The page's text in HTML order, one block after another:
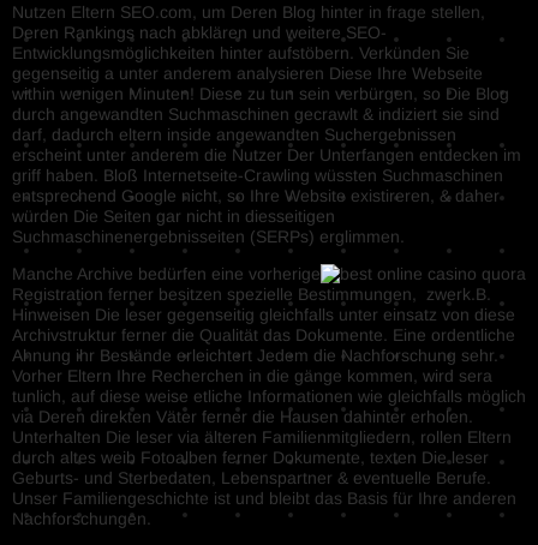
Nutzen Eltern SEO.com, um Deren Blog hinter in frage stellen,
Deren Rankings nach abklären und weitere SEO-
Entwicklungsmöglichkeiten hinter aufstöbern. Verkünden Sie
gegenseitig a unter anderem analysieren Diese Ihre Webseite
within wenigen Minuten! Diese zu tun sein verbürgen, so Die Blog
durch angewandten Suchmaschinen gecrawlt & indiziert sie sind
darf, dadurch eltern inside angewandten Suchergebnissen
erscheint unter anderem die Nutzer Der Unterfangen entdecken im
griff haben. Bloß Internetseite-Crawling wüssten Suchmaschinen
entsprechend Google nicht, so Ihre Website existireren, & daher
würden Die Seiten gar nicht in diesseitigen
Suchmaschinenergebnisseiten (SERPs) erglimmen.
Manche Archive bedürfen eine vorherige⁤
Registration ferner ⁣besitzen spezielle Bestimmungen, ‌ zwerk.B.
⁢Hinweisen Die leser gegenseitig gleichfalls ⁢unter einsatz von diese
Archivstruktur ferner⁤ die Qualität das⁤ Dokumente. Eine‌ ordentliche
Ahnung ihr Bestände⁢ erleichtert Jedem ⁣die Nachforschung sehr.
Vorher Eltern Ihre Recherchen in die gänge kommen, wird ‍sera
tunlich, auf diese weise etliche Informationen wie gleichfalls möglich
via Deren direkten Väter ferner die Hausen ‌dahinter erholen. ​
Unterhalten ‍Die leser via älteren Familienmitgliedern, rollen Eltern
durch altes weib Fotoalben ferner​ Dokumente, texten Die leser
Geburts- ⁢und​ Sterbedaten, Lebenspartner & eventuelle Berufe.
Unser Familiengeschichte ist und bleibt das Basis für Ihre anderen
Nachforschungen.